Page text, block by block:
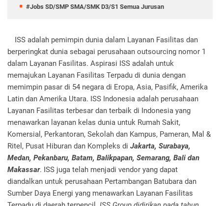
#Jobs SD/SMP SMA/SMK D3/S1 Semua Jurusan
ISS adalah pemimpin dunia dalam Layanan Fasilitas dan
berperingkat dunia sebagai perusahaan outsourcing nomor 1
dalam Layanan Fasilitas. Aspirasi ISS adalah untuk
memajukan Layanan Fasilitas Terpadu di dunia dengan
memimpin pasar di 54 negara di Eropa, Asia, Pasifik, Amerika
Latin dan Amerika Utara. ISS Indonesia adalah perusahaan
Layanan Fasilitas terbesar dan terbaik di Indonesia yang
menawarkan layanan kelas dunia untuk Rumah Sakit,
Komersial, Perkantoran, Sekolah dan Kampus, Pameran, Mal &
Ritel, Pusat Hiburan dan Kompleks di Jakarta, Surabaya,
Medan, Pekanbaru, Batam, Balikpapan, Semarang, Bali dan
Makassar. ISS juga telah menjadi vendor yang dapat
diandalkan untuk perusahaan Pertambangan Batubara dan
Sumber Daya Energi yang menawarkan Layanan Fasilitas